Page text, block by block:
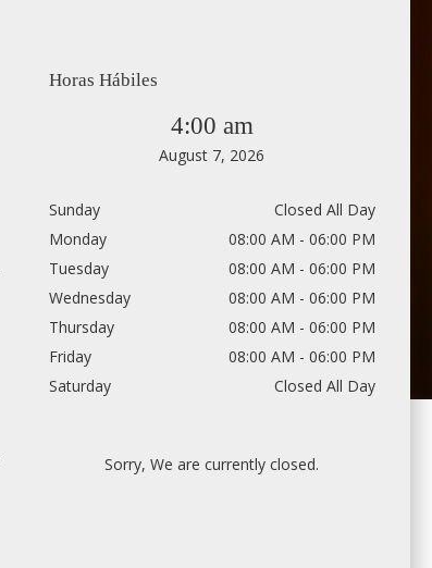
Horas Hábiles
4:00 am
August 7, 2026
Sunday
Closed All Day
Monday
08:00 AM - 06:00 PM
Tuesday
08:00 AM - 06:00 PM
Wednesday
08:00 AM - 06:00 PM
Thursday
08:00 AM - 06:00 PM
Friday
08:00 AM - 06:00 PM
Saturday
Closed All Day
Sorry, We are currently closed.